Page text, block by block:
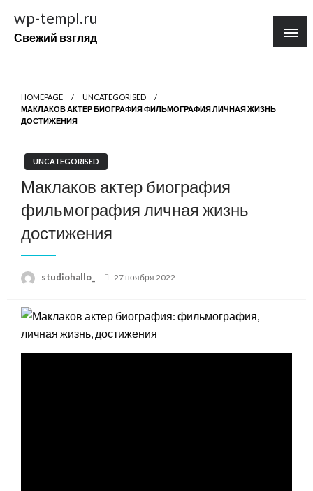
содержимому
wp-templ.ru
Свежий взгляд
HOMEPAGE
UNCATEGORISED
МАКЛАКОВ АКТЕР БИОГРАФИЯ ФИЛЬМОГРАФИЯ ЛИЧНАЯ ЖИЗНЬ
ДОСТИЖЕНИЯ
UNCATEGORISED
Маклаков актер биография
фильмография личная жизнь
достижения
studiohallo_
Posted
27 ноября 2022